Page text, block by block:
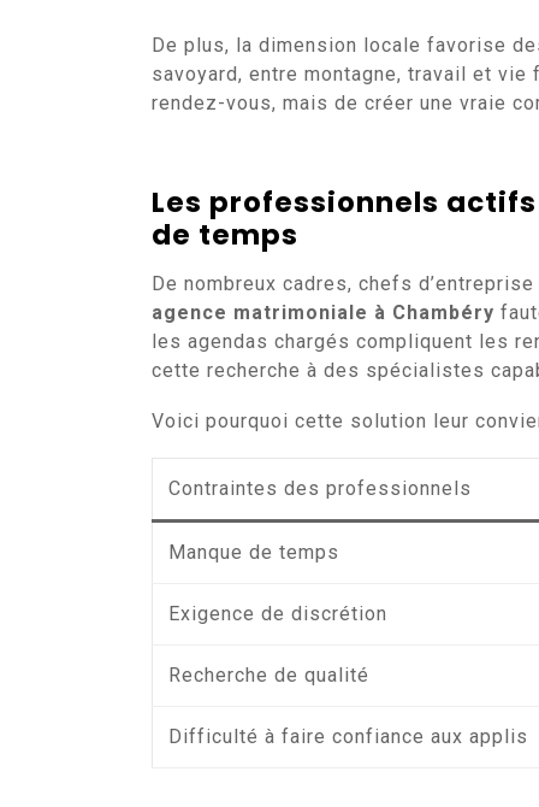
De plus, la dimension locale favorise
savoyard, entre montagne, travail et vie
rendez-vous, mais de créer une vraie
Les professionnels
de temps
De nombreux cadres, chefs
agence matrimoniale à Chambéry
les agendas chargés compliquent les
cette recherche à des spécialistes
Voici pourquoi cette solution leur
Contraintes des professionnels
Manque de temps
Exigence de discrétion
Recherche de qualité
Difficulté à faire confiance aux applis